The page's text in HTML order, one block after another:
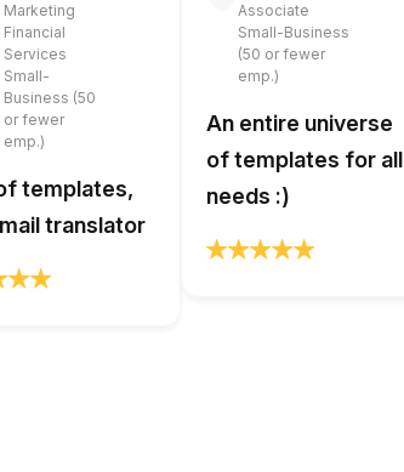
Marketing
Financial
Services
Small-
Business (50
or fewer
emp.)
templates,
translator
Associate
Small-Business
(50 or fewer
emp.)
An entire universe
of templates for all
needs :)